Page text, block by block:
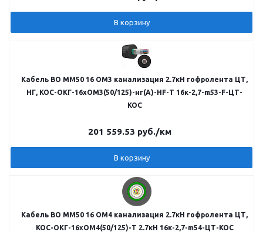
В корзину
Кабель ВО MM50 16 OM3 канализация 2.7кН гофролента ЦТ,
НГ, КОС-ОКГ-16хОМ3(50/125)-нг(А)-HF-Т 16к-2,7-m53-F-ЦТ-
КОС
201 559.53 руб./км
В корзину
Кабель ВО MM50 16 OM4 канализация 2.7кН гофролента ЦТ,
КОС-ОКГ-16хОМ4(50/125)-Т 2.7кН 16к-2,7-m54-ЦТ-КОС